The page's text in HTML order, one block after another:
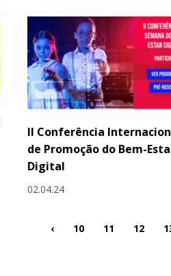
II Conferência
de Promoção do Bem-
Digital
02.04.24
‹ 10 11 12